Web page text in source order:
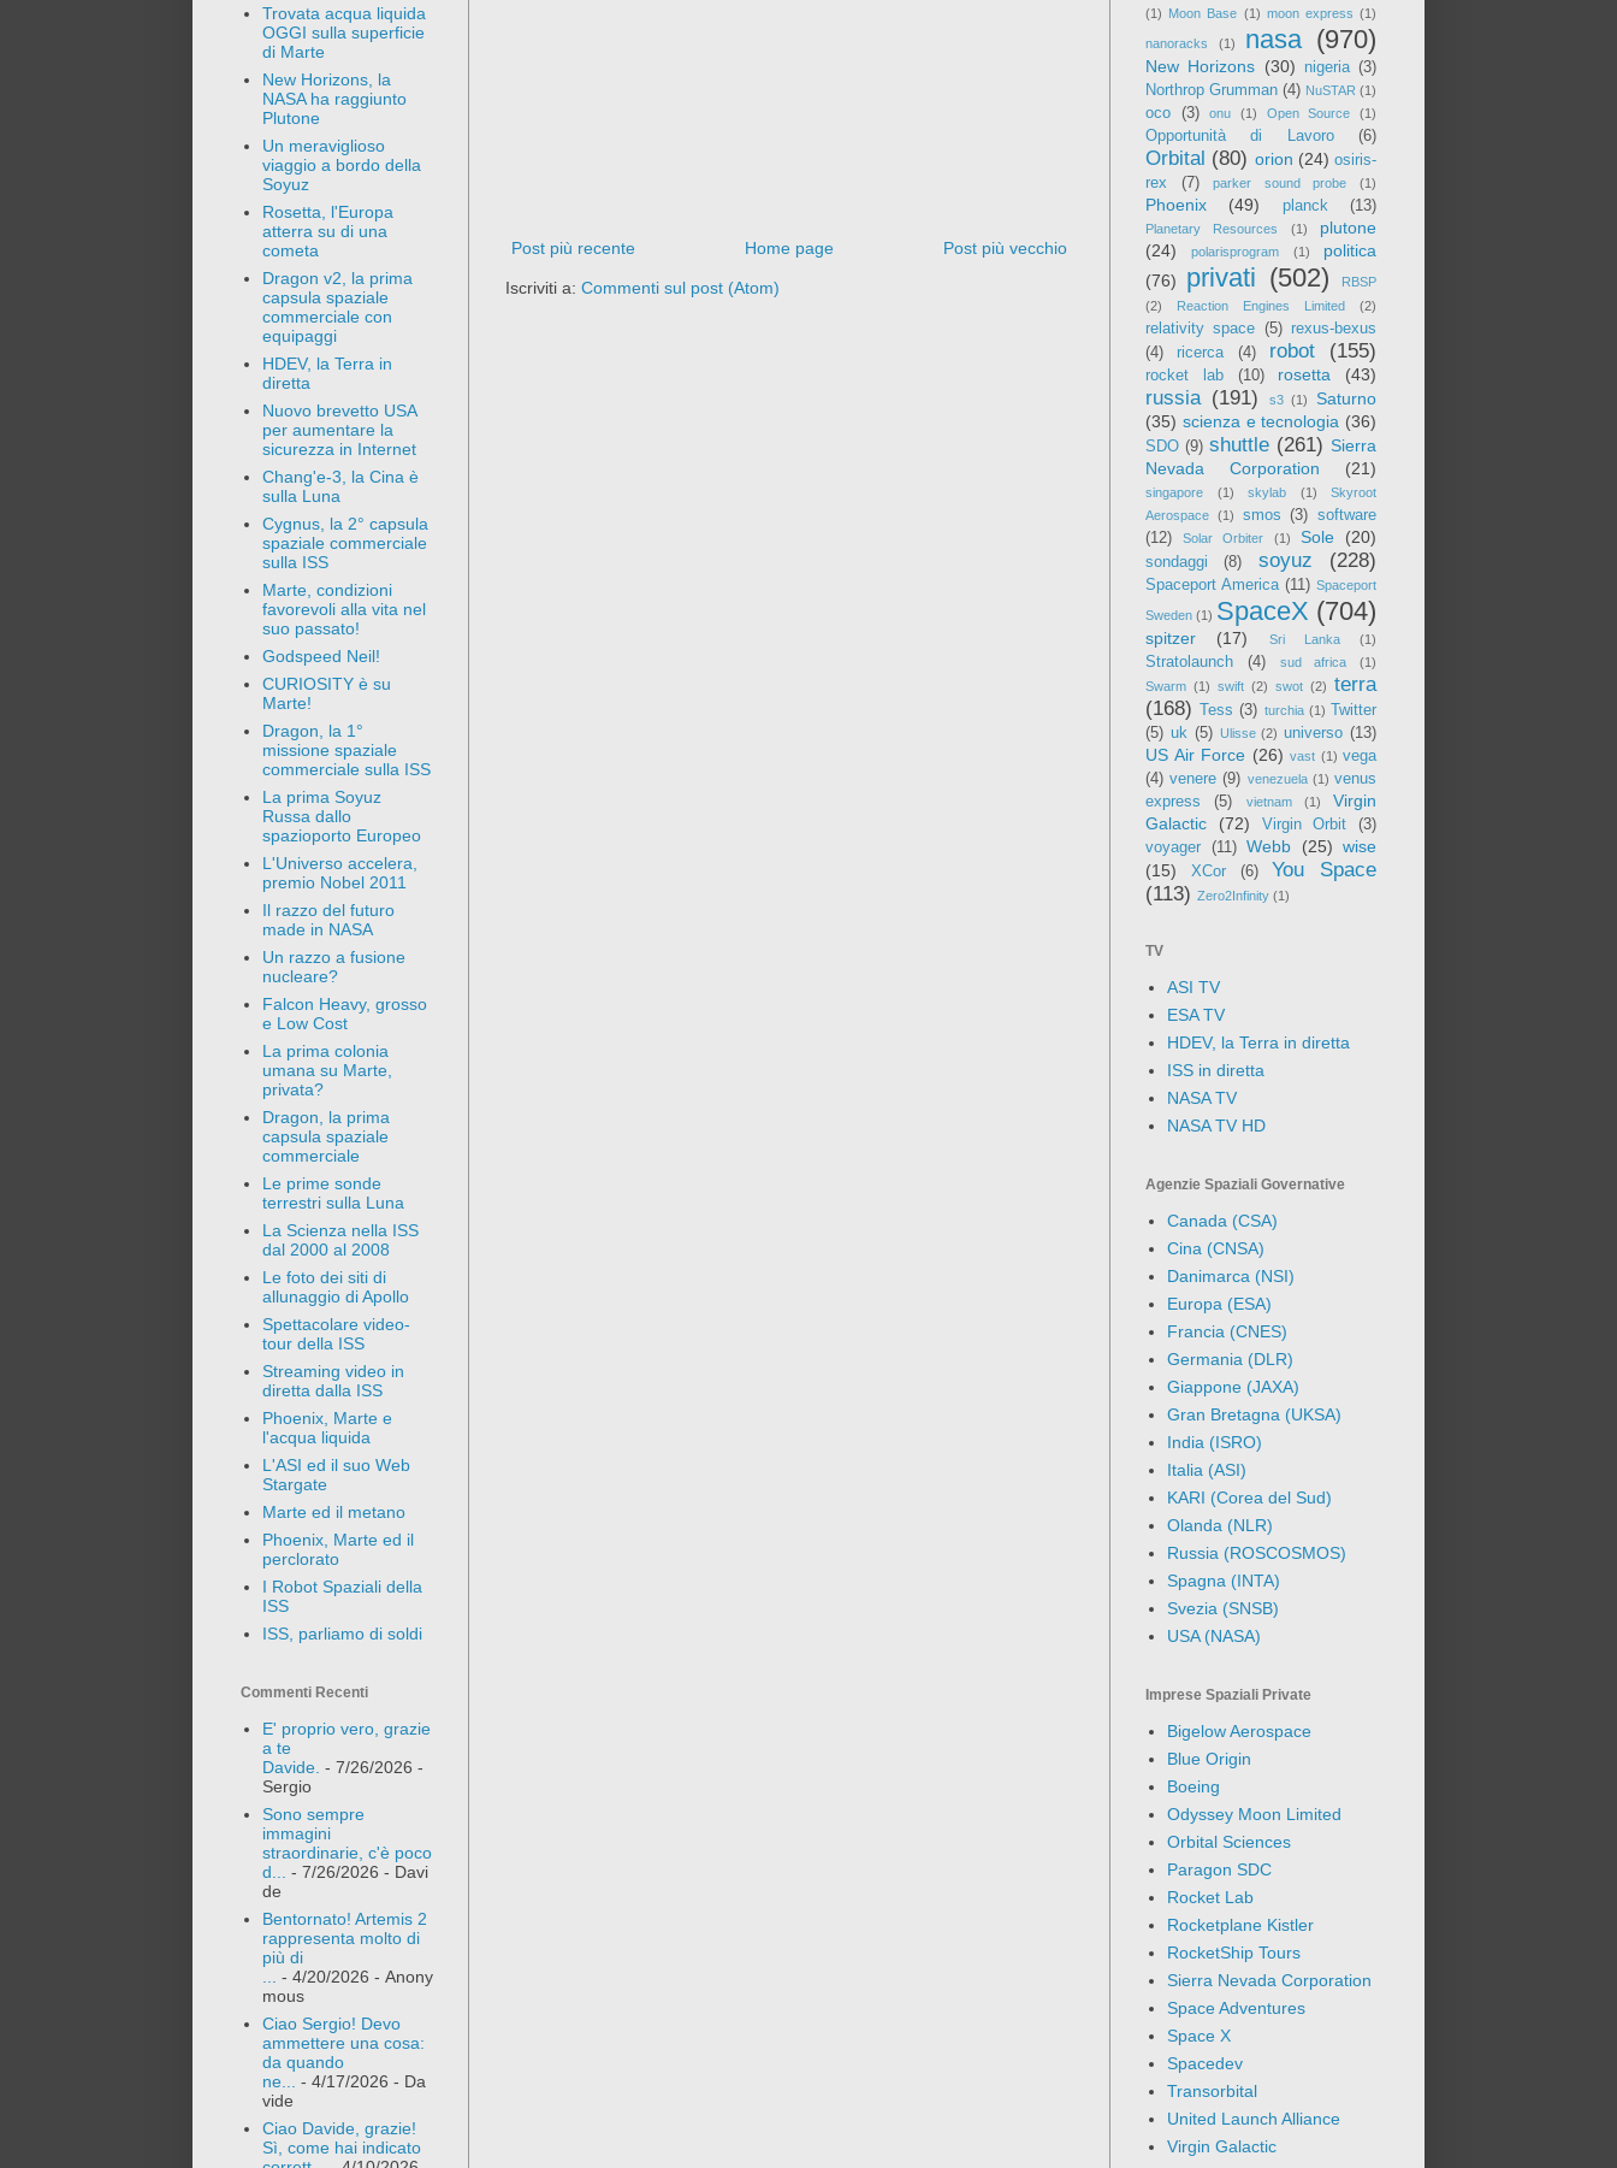
Post più recente Post più vecchio
Home page
Iscriviti a: Commenti sul post (Atom)
Trovata acqua liquida
OGGI sulla superficie
di Marte
New Horizons, la
NASA ha raggiunto
Plutone
Un meraviglioso
viaggio a bordo della
Soyuz
Rosetta, l'Europa
atterra su di una
cometa
Dragon v2, la prima
capsula spaziale
commerciale con
equipaggi
HDEV, la Terra in
diretta
Nuovo brevetto USA
per aumentare la
sicurezza in Internet
Chang'e-3, la Cina è
sulla Luna
Cygnus, la 2° capsula
spaziale commerciale
sulla ISS
Marte, condizioni
favorevoli alla vita nel
suo passato!
Godspeed Neil!
CURIOSITY è su
Marte!
Dragon, la 1°
missione spaziale
commerciale sulla ISS
La prima Soyuz
Russa dallo
spazioporto Europeo
L'Universo accelera,
premio Nobel 2011
Il razzo del futuro
made in NASA
Un razzo a fusione
nucleare?
Falcon Heavy, grosso
e Low Cost
La prima colonia
umana su Marte,
privata?
Dragon, la prima
capsula spaziale
commerciale
Le prime sonde
terrestri sulla Luna
La Scienza nella ISS
dal 2000 al 2008
Le foto dei siti di
allunaggio di Apollo
Spettacolare video-
tour della ISS
Streaming video in
diretta dalla ISS
Phoenix, Marte e
l'acqua liquida
L'ASI ed il suo Web
Stargate
Marte ed il metano
Phoenix, Marte ed il
perclorato
I Robot Spaziali della
ISS
ISS, parliamo di soldi
Commenti Recenti
E' proprio vero, grazie
a te
Davide. - 7/26/2026 -
Sergio
Sono sempre
immagini
straordinarie, c'è poco
d... - 7/26/2026 - Davi
de
Bentornato! Artemis 2
rappresenta molto di
più di
... - 4/20/2026 - Anony
mous
Ciao Sergio! Devo
ammettere una cosa:
da quando
ne... - 4/17/2026 - Da
vide
Ciao Davide, grazie!
Sì, come hai indicato
(1) Moon Base (1) moon express (1)
nanoracks (1) nasa (970)
New Horizons (30) nigeria (3)
Northrop Grumman (4) NuSTAR (1)
oco (3) onu (1) Open Source (1)
Opportunità di Lavoro (6)
Orbital (80) orion (24) osiris-
rex
(7) parker sound probe (1)
Phoenix (49) planck (13)
Planetary Resources (1)
plutone
(24)
polarisprogram (1)
politica
(76)
privati (502)
RBSP
(2)
Reaction Engines Limited (2)
relativity space (5) rexus-bexus
(4)
ricerca (4) robot (155)
rocket lab (10) rosetta (43)
russia (191) s3 (1)
Saturno
(35) scienza e tecnologia (36)
SDO (9) shuttle (261) Sierra
Nevada Corporation
(21)
singapore (1) skylab (1)
Skyroot
Aerospace (1) smos (3) software
(12)
Solar Orbiter (1) Sole (20)
sondaggi (8) soyuz (228)
Spaceport America (11) Spaceport
Sweden (1) SpaceX (704)
spitzer (17) Sri Lanka (1)
Stratolaunch (4) sud africa
(1)
Swarm (1) swift (2) swot (2) terra
(168) Tess (3) turchia (1) Twitter
(5) uk (5) Ulisse (2) universo (13)
US Air Force (26) vast (1) vega
(4) venere (9) venezuela (1) venus
express
(5) vietnam (1)
Virgin
Galactic
(72) Virgin Orbit
(3)
voyager
(11) Webb (25) wise
(15)
XCor (6)
You Space
(113) Zero2Infinity (1)
TV
ASI TV
ESA TV
HDEV, la Terra in diretta
ISS in diretta
NASA TV
NASA TV HD
Agenzie Spaziali Governative
Canada (CSA)
Cina (CNSA)
Danimarca (NSI)
Europa (ESA)
Francia (CNES)
Germania (DLR)
Giappone (JAXA)
Gran Bretagna (UKSA)
India (ISRO)
Italia (ASI)
KARI (Corea del Sud)
Olanda (NLR)
Russia (ROSCOSMOS)
Spagna (INTA)
Svezia (SNSB)
USA (NASA)
Imprese Spaziali Private
Bigelow Aerospace
Blue Origin
Boeing
Odyssey Moon Limited
Orbital Sciences
Paragon SDC
Rocket Lab
Rocketplane Kistler
RocketShip Tours
Sierra Nevada Corporation
Space Adventures
Space X
Spacedev
Transorbital
United Launch Alliance
Virgin Galactic